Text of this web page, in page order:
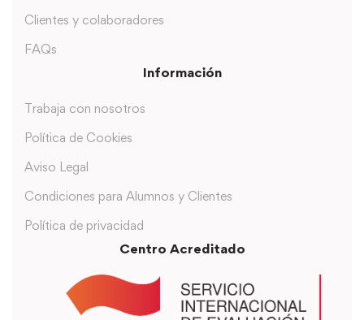
Clientes y colaboradores
FAQs
Información
Trabaja con nosotros
Política de Cookies
Aviso Legal
Condiciones para Alumnos y Clientes
Política de privacidad
Centro Acreditado